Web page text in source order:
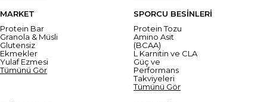
MARKET
Protein Bar
Granola & Müsli
Glutensiz
Ekmekler
Yulaf Ezmesi
Tümünü Gör
SPORCU BESİNLERİ
Protein Tozu
Amino Asit
(BCAA)
L Karnitin ve CLA
Güç ve
Performans
Takviyeleri
Tümünü Gör